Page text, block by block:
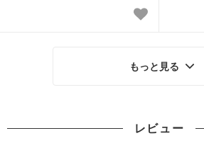
もっと見る
レビュー